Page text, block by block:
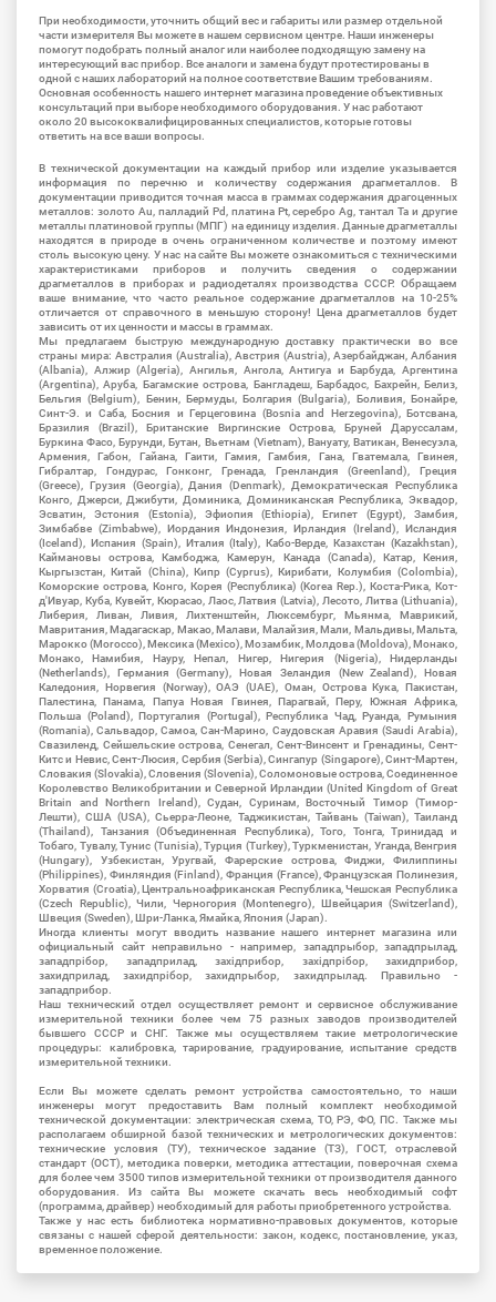
При необходимости, уточнить общий вес и габариты или размер отдельной
части измерителя Вы можете в нашем сервисном центре. Наши инженеры
помогут подобрать полный аналог или наиболее подходящую замену на
интересующий вас прибор. Все аналоги и замена будут протестированы в
одной с наших лабораторий на полное соответствие Вашим требованиям.
Основная особенность нашего интернет магазина проведение объективных
консультаций при выборе необходимого оборудования. У нас работают
около 20 высококвалифицированных специалистов, которые готовы
ответить на все ваши вопросы.
В технической документации на каждый прибор или изделие указывается
информация по перечню и количеству содержания драгметаллов. В
документации приводится точная масса в граммах содержания драгоценных
металлов: золото Au, палладий Pd, платина Pt, серебро Ag, тантал Ta и другие
металлы платиновой группы (МПГ) на единицу изделия. Данные драгметаллы
находятся в природе в очень ограниченном количестве и поэтому имеют
столь высокую цену. У нас на сайте Вы можете ознакомиться с техническими
характеристиками приборов и получить сведения о содержании
драгметаллов в приборах и радиодеталях производства СССР. Обращаем
ваше внимание, что часто реальное содержание драгметаллов на 10-25%
отличается от справочного в меньшую сторону! Цена драгметаллов будет
зависить от их ценности и массы в граммах.
Мы предлагаем быструю международную доставку практически во все
страны мира: Австралия (Australia), Австрия (Austria), Азербайджан, Албания
(Albania), Алжир (Algeria), Ангилья, Ангола, Антигуа и Барбуда, Аргентина
(Argentina), Аруба, Багамские острова, Бангладеш, Барбадос, Бахрейн, Белиз,
Бельгия (Belgium), Бенин, Бермуды, Болгария (Bulgaria), Боливия, Бонайре,
Синт-Э. и Саба, Босния и Герцеговина (Bosnia and Herzegovina), Ботсвана,
Бразилия (Brazil), Британские Виргинские Острова, Бруней Даруссалам,
Буркина Фасо, Бурунди, Бутан, Вьетнам (Vietnam), Вануату, Ватикан, Венесуэла,
Армения, Габон, Гайана, Гаити, Гамия, Гамбия, Гана, Гватемала, Гвинея,
Гибралтар, Гондурас, Гонконг, Гренада, Гренландия (Greenland), Греция
(Greece), Грузия (Georgia), Дания (Denmark), Демократическая Республика
Конго, Джерси, Джибути, Доминика, Доминиканская Республика, Эквадор,
Эсватин, Эстония (Estonia), Эфиопия (Ethiopia), Египет (Egypt), Замбия,
Зимбабве (Zimbabwe), Иордания Индонезия, Ирландия (Ireland), Исландия
(Iceland), Испания (Spain), Италия (Italy), Кабо-Верде, Казахстан (Kazakhstan),
Каймановы острова, Камбоджа, Камерун, Канада (Canada), Катар, Кения,
Кыргызстан, Китай (China), Кипр (Cyprus), Кирибати, Колумбия (Colombia),
Коморские острова, Конго, Корея (Республика) (Korea Rep.), Коста-Рика, Кот-
д'Ивуар, Куба, Кувейт, Кюрасао, Лаос, Латвия (Latvia), Лесото, Литва (Lithuania),
Либерия, Ливан, Ливия, Лихтенштейн, Люксембург, Мьянма, Маврикий,
Мавритания, Мадагаскар, Макао, Малави, Малайзия, Мали, Мальдивы, Мальта,
Марокко (Morocco), Мексика (Mexico), Мозамбик, Молдова (Moldova), Монако,
Монако, Намибия, Науру, Непал, Нигер, Нигерия (Nigeria), Нидерланды
(Netherlands), Германия (Germany), Новая Зеландия (New Zealand), Новая
Каледония, Норвегия (Norway), ОАЭ (UAE), Оман, Острова Кука, Пакистан,
Палестина, Панама, Папуа Новая Гвинея, Парагвай, Перу, Южная Африка,
Польша (Poland), Португалия (Portugal), Республика Чад, Руанда, Румыния
(Romania), Сальвадор, Самоа, Сан-Марино, Саудовская Аравия (Saudi Arabia),
Свазиленд, Сейшельские острова, Сенегал, Сент-Винсент и Гренадины, Сент-
Китс и Невис, Сент-Люсия, Сербия (Serbia), Сингапур (Singapore), Синт-Мартен,
Словакия (Slovakia), Словения (Slovenia), Соломоновые острова, Соединенное
Королевство Великобритании и Северной Ирландии (United Kingdom of Great
Britain and Northern Ireland), Судан, Суринам, Восточный Тимор (Тимор-
Лешти), США (USA), Сьерра-Леоне, Таджикистан, Тайвань (Taiwan), Таиланд
(Thailand), Танзания (Объединенная Республика), Того, Тонга, Тринидад и
Тобаго, Тувалу, Тунис (Tunisia), Турция (Turkey), Туркменистан, Уганда, Венгрия
(Hungary), Узбекистан, Уругвай, Фарерские острова, Фиджи, Филиппины
(Philippines), Финляндия (Finland), Франция (France), Французская Полинезия,
Хорватия (Croatia), Центральноафриканская Республика, Чешская Республика
(Czech Republic), Чили, Черногория (Montenegro), Швейцария (Switzerland),
Швеция (Sweden), Шри-Ланка, Ямайка, Япония (Japan).
Иногда клиенты могут вводить название нашего интернет магазина или
официальный сайт неправильно - например, западпрыбор, западпрылад,
западпрібор, западприлад, західприбор, західпрібор, захидприбор,
захидприлад, захидпрібор, захидпрыбор, захидпрылад. Правильно -
западприбор.
Наш технический отдел осуществляет ремонт и сервисное обслуживание
измерительной техники более чем 75 разных заводов производителей
бывшего СССР и СНГ. Также мы осуществляем такие метрологические
процедуры: калибровка, тарирование, градуирование, испытание средств
измерительной техники.
Если Вы можете сделать ремонт устройства самостоятельно, то наши
инженеры могут предоставить Вам полный комплект необходимой
технической документации: электрическая схема, ТО, РЭ, ФО, ПС. Также мы
располагаем обширной базой технических и метрологических документов:
технические условия (ТУ), техническое задание (ТЗ), ГОСТ, отраслевой
стандарт (ОСТ), методика поверки, методика аттестации, поверочная схема
для более чем 3500 типов измерительной техники от производителя данного
оборудования. Из сайта Вы можете скачать весь необходимый софт
(программа, драйвер) необходимый для работы приобретенного устройства.
Также у нас есть библиотека нормативно-правовых документов, которые
связаны с нашей сферой деятельности: закон, кодекс, постановление, указ,
временное положение.